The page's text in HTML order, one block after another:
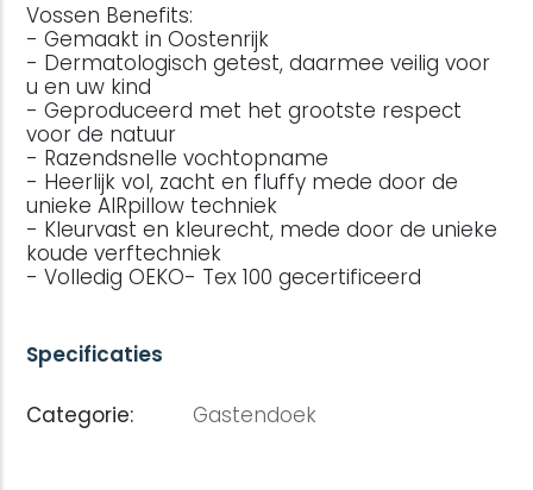
Vossen Benefits:
- Gemaakt in Oostenrijk
- Dermatologisch getest, daarmee veilig voor
u en uw kind
- Geproduceerd met het grootste respect
voor de natuur
- Razendsnelle vochtopname
- Heerlijk vol, zacht en fluffy mede door de
unieke AIRpillow techniek
- Kleurvast en kleurecht, mede door de unieke
koude verftechniek
- Volledig OEKO- Tex 100 gecertificeerd
Specificaties
Categorie: Gastendoek